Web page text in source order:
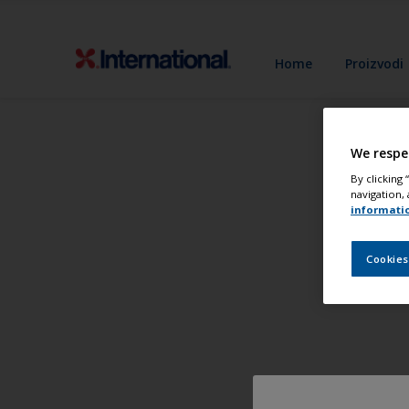
Home Proizvodi
We
By clicking
navigation,